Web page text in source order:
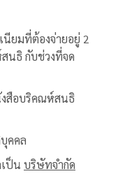
ยมที่ต้องจ่ายอยู่ 2
นธิ กับช่วงที่จด
งสือบริคณห์สนธิ
คคล
ป็น บริษัทจำกัด